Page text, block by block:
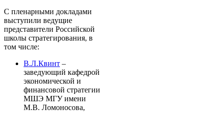
С пленарными докладами
выступили ведущие
представители Российской
школы стратегирования, в
том числе:
В.Л.Квинт –
заведующий кафедрой
экономической и
финансовой стратегии
МШЭ МГУ имени
М.В. Ломоносова,